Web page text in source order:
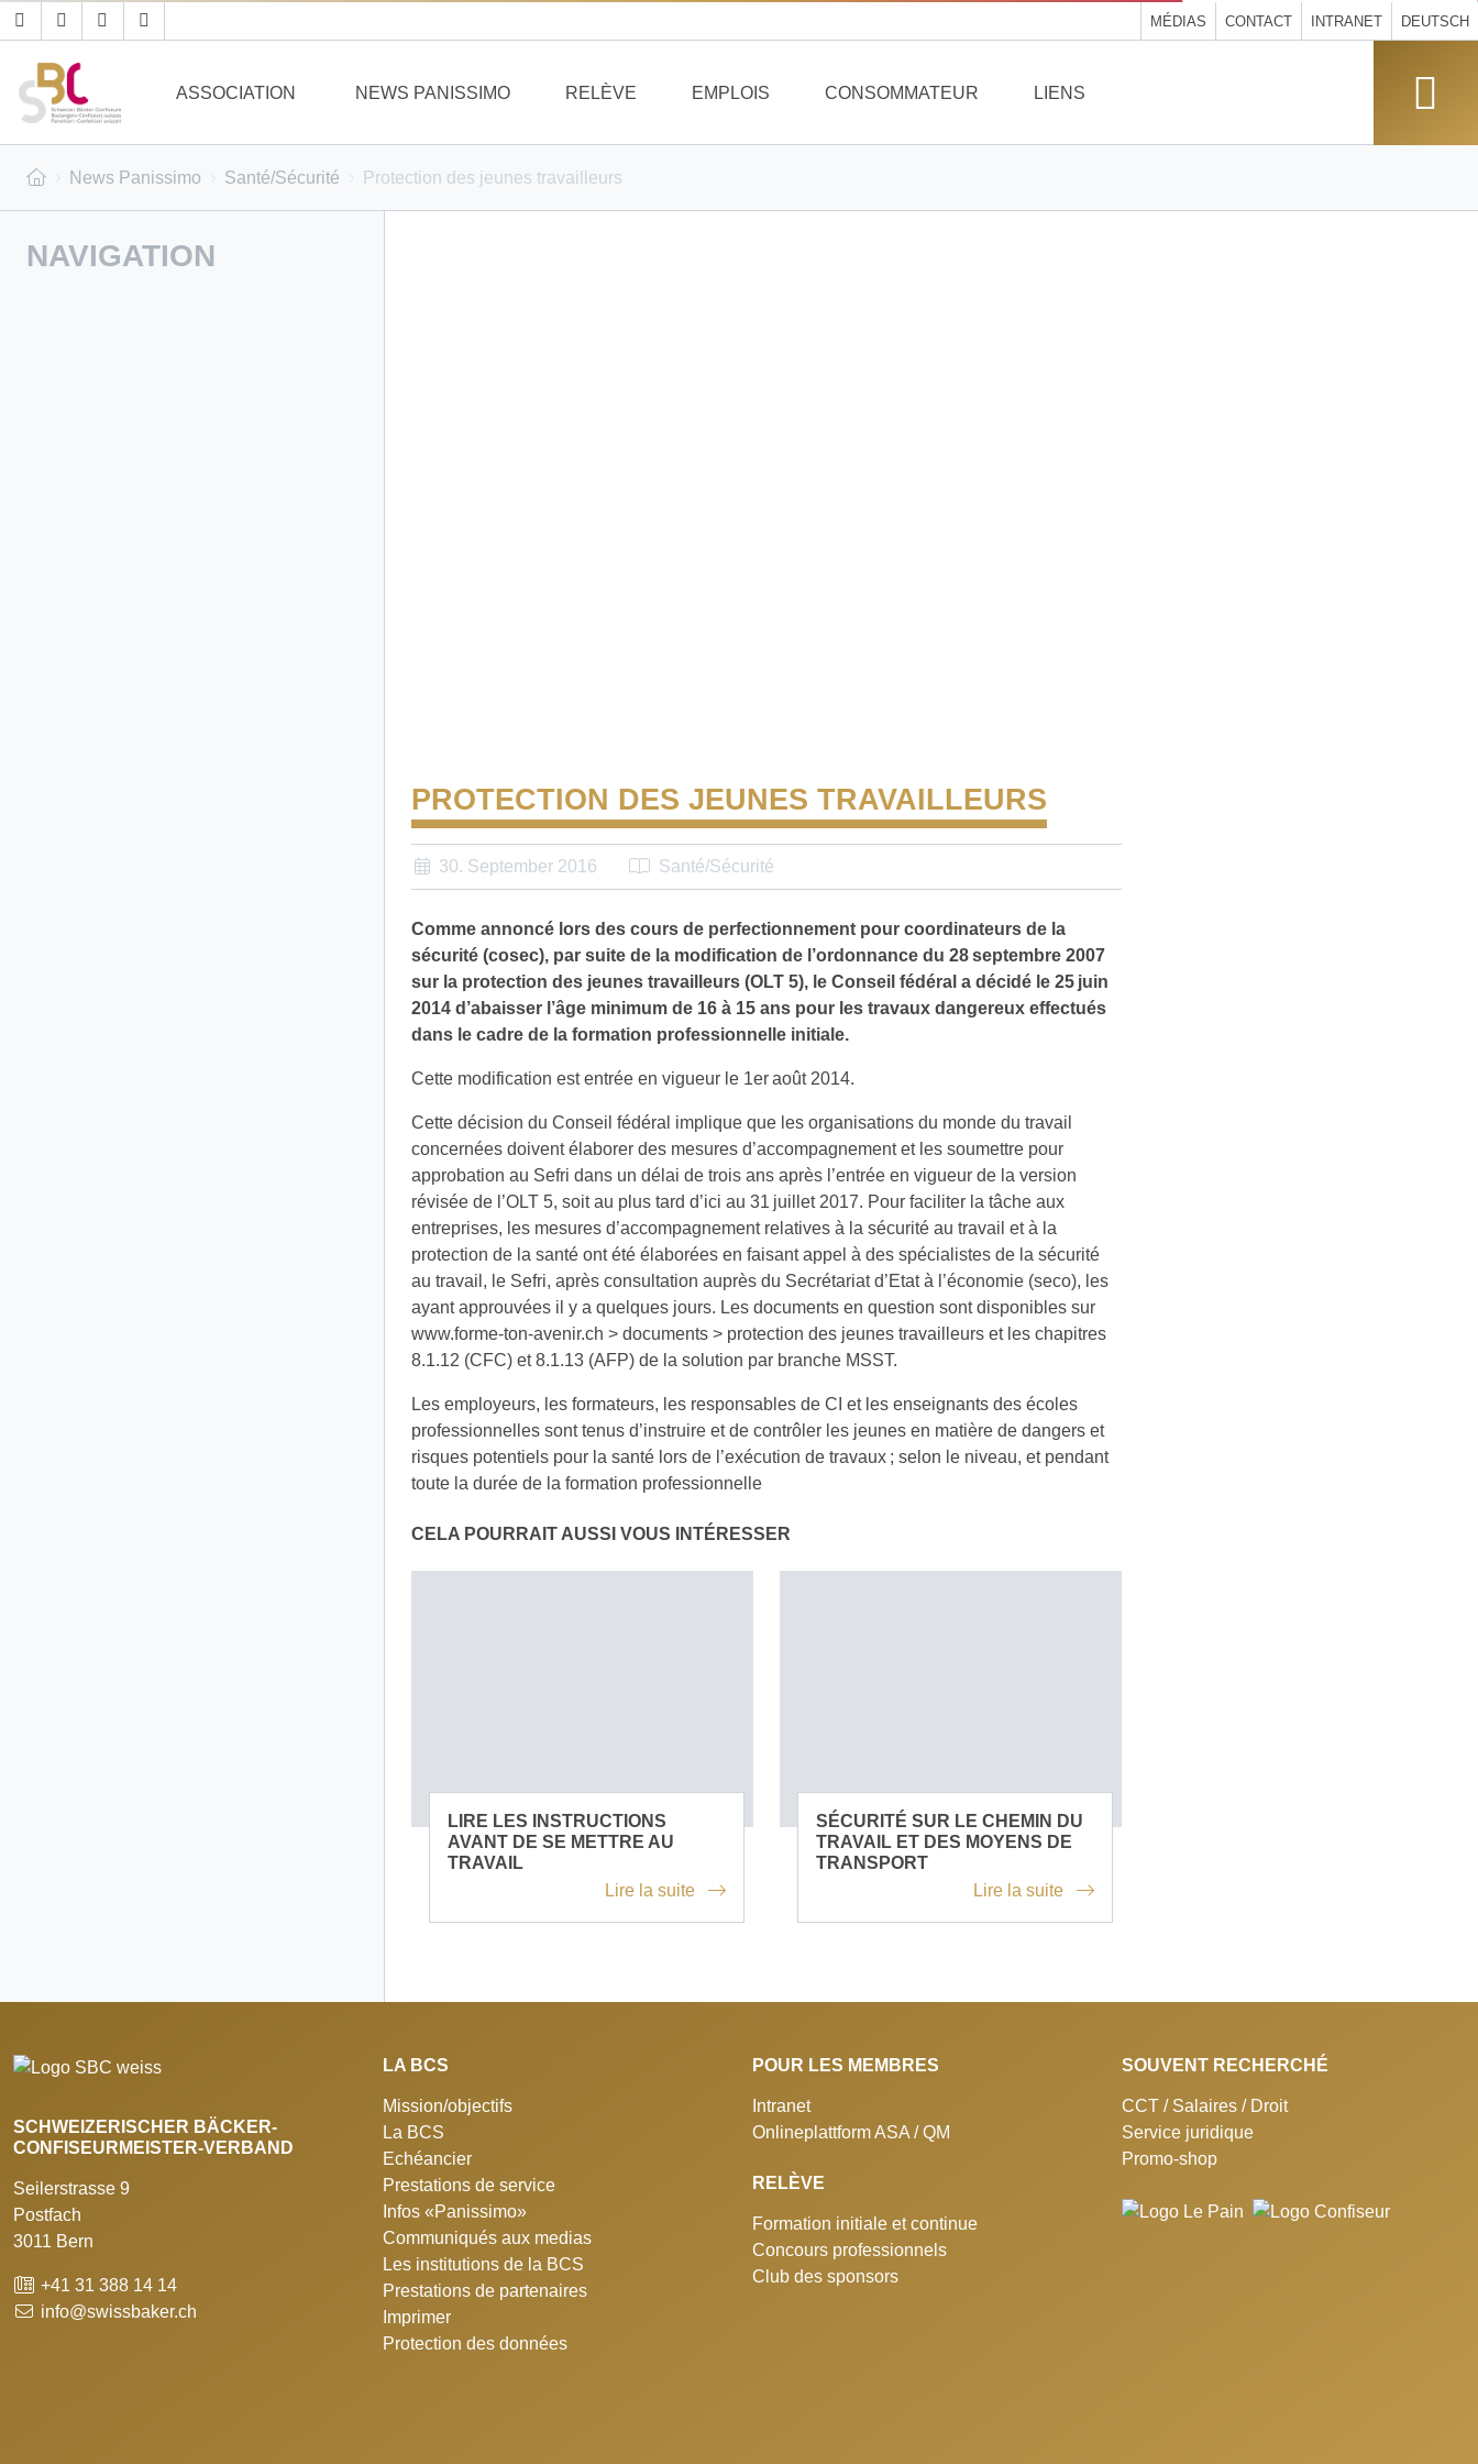
MÉDIAS CONTACT INTRANET DEUTSCH
ASSOCIATION NEWS PANISSIMO RELÈVE EMPLOIS CONSOMMATEUR LIENS
News Panissimo Santé/Sécurité Protection des jeunes travailleurs
NAVIGATION
PROTECTION DES JEUNES TRAVAILLEURS
30. September 2016 Santé/Sécurité
Comme annoncé lors des cours de perfectionnement pour coordinateurs de la
sécurité (cosec), par suite de la modification de l’ordonnance du 28 septembre 2007
sur la protection des jeunes travailleurs (OLT 5), le Conseil fédéral a décidé le 25 juin
2014 d’abaisser l’âge minimum de 16 à 15 ans pour les travaux dangereux effectués
dans le cadre de la formation professionnelle initiale.
Cette modification est entrée en vigueur le 1er août 2014.
Cette décision du Conseil fédéral implique que les organisations du monde du travail
concernées doivent élaborer des mesures d’accompagnement et les soumettre pour
approbation au Sefri dans un délai de trois ans après l’entrée en vigueur de la version
révisée de l’OLT 5, soit au plus tard d’ici au 31 juillet 2017. Pour faciliter la tâche aux
entreprises, les mesures d’accompagnement relatives à la sécurité au travail et à la
protection de la santé ont été élaborées en faisant appel à des spécialistes de la sécurité
au travail, le Sefri, après consultation auprès du Secrétariat d’Etat à l’économie (seco), les
ayant approuvées il y a quelques jours. Les documents en question sont disponibles sur
www.forme-ton-avenir.ch > documents > protection des jeunes travailleurs et les chapitres
8.1.12 (CFC) et 8.1.13 (AFP) de la solution par branche MSST.
Les employeurs, les formateurs, les responsables de CI et les enseignants des écoles
professionnelles sont tenus d’instruire et de contrôler les jeunes en matière de dangers et
risques potentiels pour la santé lors de l’exécution de travaux ; selon le niveau, et pendant
toute la durée de la formation professionnelle
CELA POURRAIT AUSSI VOUS INTÉRESSER
LIRE LES INSTRUCTIONS
AVANT DE SE METTRE AU
TRAVAIL
Lire la suite
SÉCURITÉ SUR LE CHEMIN DU
TRAVAIL ET DES MOYENS DE
TRANSPORT
Lire la suite
SCHWEIZERISCHER BÄCKER-
CONFISEURMEISTER-VERBAND
Seilerstrasse 9
Postfach
3011 Bern
+41 31 388 14 14
info@swissbaker.ch
LA BCS
Mission/objectifs
La BCS
Echéancier
Prestations de service
Infos «Panissimo»
Communiqués aux medias
Les institutions de la BCS
Prestations de partenaires
Imprimer
Protection des données
POUR LES MEMBRES
Intranet
Onlineplattform ASA / QM
RELÈVE
Formation initiale et continue
Concours professionnels
Club des sponsors
SOUVENT RECHERCHÉ
CCT / Salaires / Droit
Service juridique
Promo-shop